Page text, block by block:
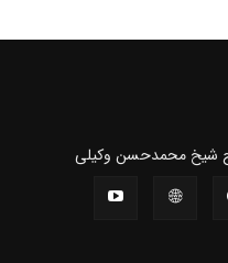
شیخ محمدحسن وکیلی